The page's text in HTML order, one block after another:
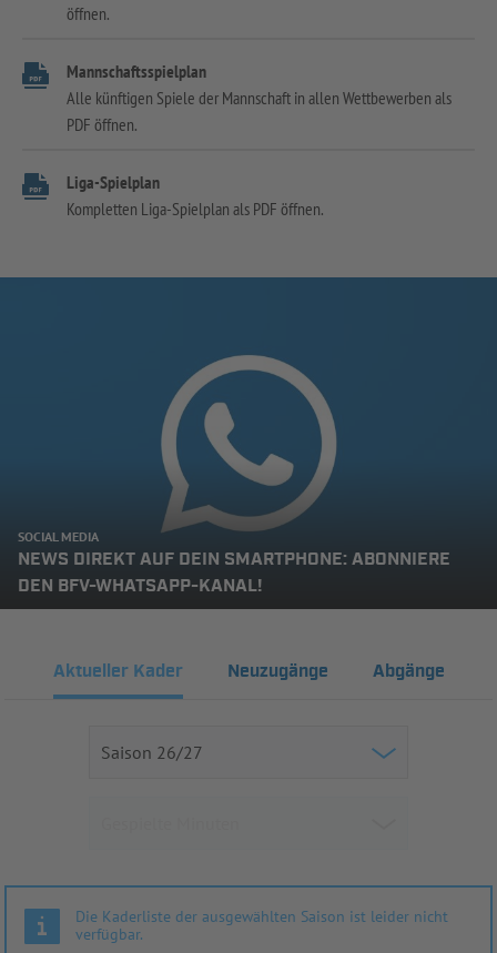
öffnen.
Mannschaftsspielplan
Alle künftigen Spiele der Mannschaft in allen Wettbewerben als
PDF öffnen.
Liga-Spielplan
Kompletten Liga-Spielplan als PDF öffnen.
SOCIAL MEDIA
NEWS DIREKT AUF DEIN SMARTPHONE: ABONNIERE
DEN BFV-WHATSAPP-KANAL!
Aktueller Kader Neuzugänge Abgänge
Die Kaderliste der ausgewählten Saison ist leider nicht
verfügbar.